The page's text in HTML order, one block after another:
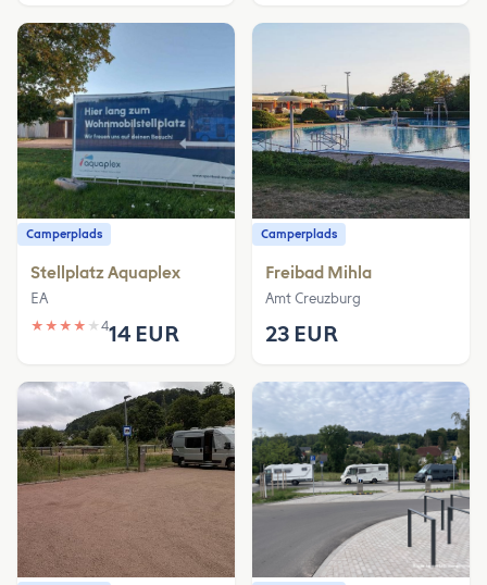
Camperplads
Stellplatz Aquaplex
EA
★ ★ ★ ★ ★ 414 EUR
Camperplads
Freibad Mihla
Amt Creuzburg
23 EUR